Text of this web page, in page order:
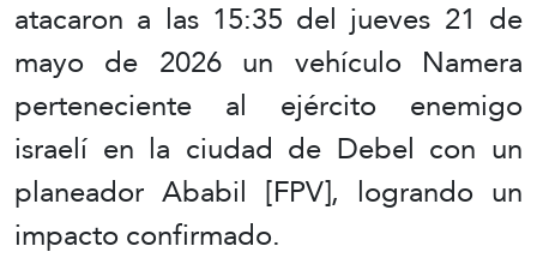
atacaron a las 15:35 del jueves 21 de
mayo de 2026 un vehículo Namera
perteneciente al ejército enemigo
israelí en la ciudad de Debel con un
planeador Ababil [FPV], logrando un
impacto confirmado.